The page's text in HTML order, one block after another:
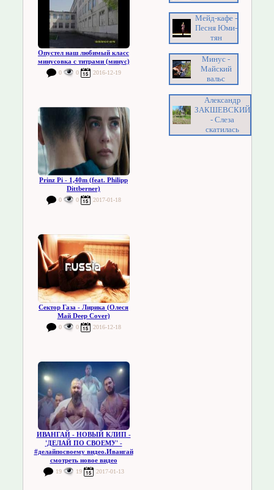
Опустел наш любимый класс
минусовка с титрами (минус)
0 0 2016-12-19
Prinz Pi - 1,40m (feat. Philipp
Dittberner)
0 0 2017-01-18
Сектор Газа - Лирика (Олеся
Май Deep Cover)
0 0 2016-12-18
ИВАНГАЙ - НОВЫЙ КЛИП -
'ДЕЛАЙ ПО СВОЕМУ' -
#делайпосвоему видео.Ивангай
смотреть новое видео
19 19 2017-01-13
Мейд-кафе -
Песня Юми-
тян
Минус -
Майский
вальс
Александр
ЗАКШЕВСКИЙ
- Слеза
скатилась